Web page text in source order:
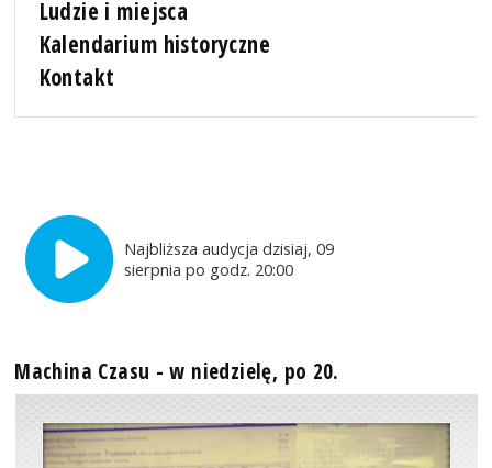
Ludzie i miejsca
Kalendarium historyczne
Kontakt
Najbliższa audycja dzisiaj, 09
sierpnia po godz. 20:00
Machina Czasu - w niedzielę, po 20.